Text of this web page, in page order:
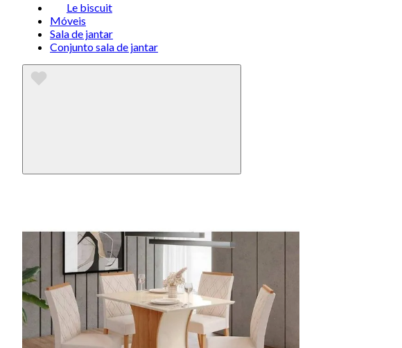
Le biscuit
Móveis
Sala de jantar
Conjunto sala de jantar